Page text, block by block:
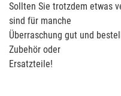
Sollten Sie trotzdem etwas
sind für manche
Überraschung gut und
Zubehör oder
Ersatzteile!